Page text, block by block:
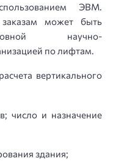
ЭВМ.
может быть
научно-
по лифтам.
вертикального
число и назначение
здания;